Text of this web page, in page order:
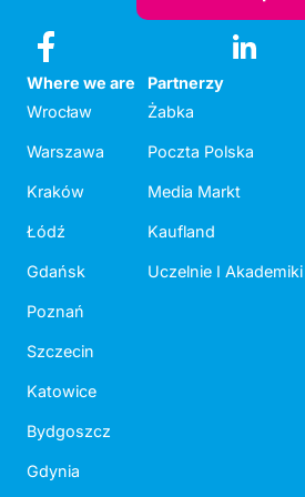
Where we are
Wrocław
Warszawa
Kraków
Łódź
Gdańsk
Poznań
Szczecin
Katowice
Bydgoszcz
Gdynia
Partnerzy
Żabka
Poczta Polska
Media Markt
Kaufland
Uczelnie I Akademiki